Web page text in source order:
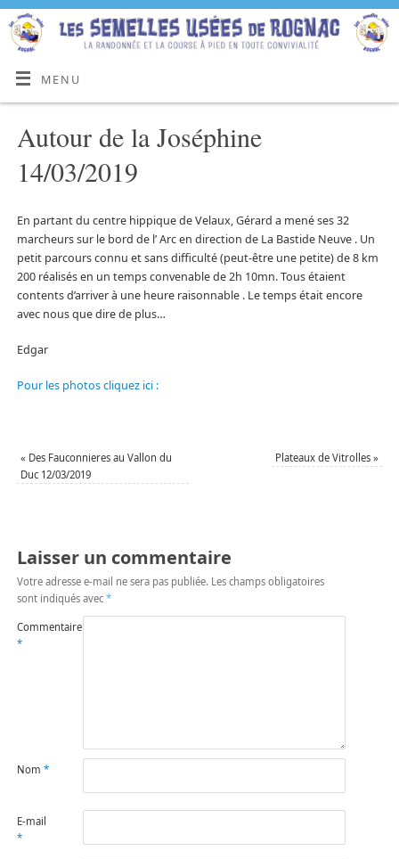
MENU
Autour de la Joséphine
14/03/2019
En partant du centre hippique de Velaux, Gérard a mené ses 32
marcheurs sur le bord de l’ Arc en direction de La Bastide Neuve . Un
petit parcours connu et sans difficulté (peut-être une petite) de 8 km
200 réalisés en un temps convenable de 2h 10mn. Tous étaient
contents d’arriver à une heure raisonnable . Le temps était encore
avec nous que dire de plus…
Edgar
Pour les photos cliquez ici :
« Des Fauconnieres au Vallon du
Duc 12/03/2019
Plateaux de Vitrolles»
Laisser un commentaire
Votre adresse e-mail ne sera pas publiée. Les champs obligatoires
sont indiqués avec *
Commentaire
*
Nom *
E-mail
*